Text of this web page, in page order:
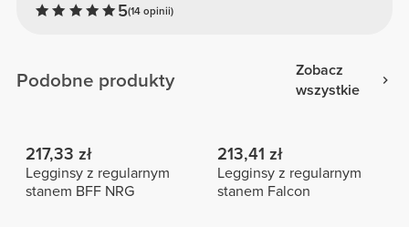
5(14 opinii)
Podobne produkty
Zobacz
wszystkie
217,33 zł
Legginsy z regularnym
stanem BFF NRG
213,41 zł
Legginsy z regularnym
stanem Falcon